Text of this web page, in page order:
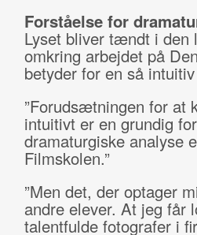
Forståelse for
Lyset bliver tændt i den
omkring arbejdet på
betyder for en så
”Forudsætningen for at
intuitivt er en grundig
dramaturgiske analyse
Filmskolen.”
”Men det, der optager
andre elever. At jeg får
talentfulde fotografer i